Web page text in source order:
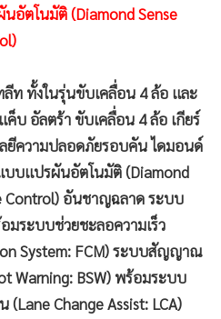
อัตโนมัติ (Diamond Sense
ท ทั้งในรุ่นขับเคลื่อน 4 ล้อ และ
บ อัลตร้า ขับเคลื่อน 4 ล้อ เกียร์
ยีความปลอดภัยรอบคัน ไดมอนด์
บบแปรผันอัตโนมัติ (Diamond
Control) อันชาญฉลาด ระบบ
มระบบช่วยชะลอความเร็ว
System: FCM) ระบบสัญญาณ
Warning: BSW) พร้อมระบบ
Change Assist: LCA)